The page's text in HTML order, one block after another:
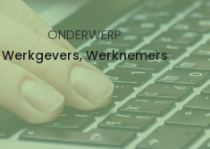
ONDERWERP
Werkgevers Werknemers